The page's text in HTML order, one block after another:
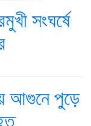
সংঘর্ষে
আগুনে পুড়ে